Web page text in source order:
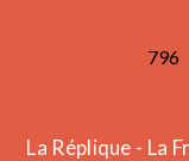
796
La Réplique - La